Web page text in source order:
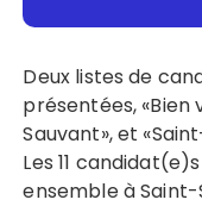
Deux listes de candidatures groupées se sont
présentées, «Bien
Sauvant», et
Les 11
ensemble à Saint-